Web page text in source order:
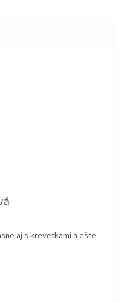
z 5 hviezdičiek.
z 5 hviezdičiek.
z 5 hviezdičiek.
aj s krevetkami a ešte
z 5 hviezdičiek.